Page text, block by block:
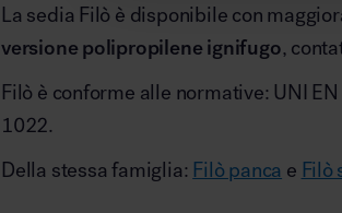
La sedia Filò è disponibile con
versione polipropilene ignifugo,
Filò è conforme alle normative: UNI
1022.
Della stessa famiglia: Filò panca e Filò